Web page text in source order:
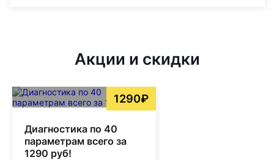
Акции и скидки
1290₽
Диагностика по 40
параметрам всего за
1290 руб!